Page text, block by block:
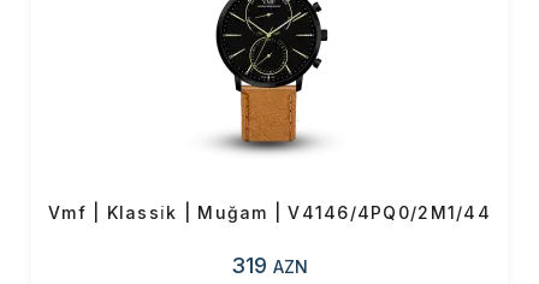
Vmf | Klassi̇k | Muğam | V4146/4PQ0/2M1/44
319 AZN